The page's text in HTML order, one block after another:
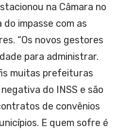
na Câmara no
impasse com as
“Os novos gestores
para administrar.
muitas prefeituras
do INSS e são
de convênios
E quem sofre é